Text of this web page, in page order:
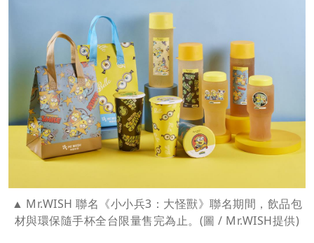
Mr.WISH 聯名《小小兵3：大怪獸》聯名期間，飲品包
材與環保隨手杯全台限量售完為止。(圖 / Mr.WISH提供)